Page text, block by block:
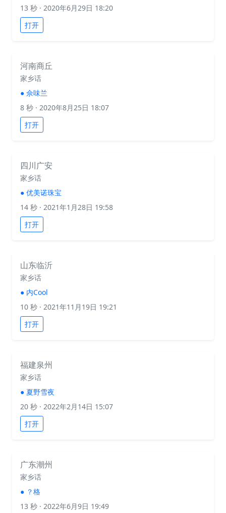
13 秒 · 2020年6月29日 18:20
打开
河南商丘
家乡话
● 佘味兰
8 秒 · 2020年8月25日 18:07
打开
四川广安
家乡话
● 优美诺珠宝
14 秒 · 2021年1月28日 19:58
打开
山东临沂
家乡话
● 内Cool
10 秒 · 2021年11月19日 19:21
打开
福建泉州
家乡话
● 夏野雪夜
20 秒 · 2022年2月14日 15:07
打开
广东潮州
家乡话
● ？格
13 秒 · 2022年6月9日 19:49